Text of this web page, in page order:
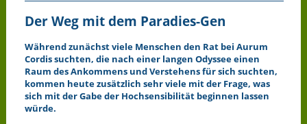
Der Weg mit dem Paradies-Gen
Während zunächst viele Menschen den Rat bei Aurum
Cordis suchten, die nach einer langen Odyssee einen
Raum des Ankommens und Verstehens für sich suchten,
kommen heute zusätzlich sehr viele mit der Frage, was
sich mit der Gabe der Hochsensibilität beginnen lassen
würde.